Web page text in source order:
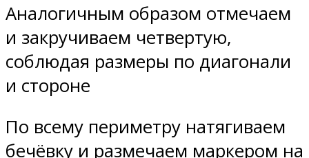
Аналогичным образом отмечаем
и закручиваем четвертую,
соблюдая размеры по диагонали
и стороне
По всему периметру натягиваем
бечёвку и размечаем маркером на